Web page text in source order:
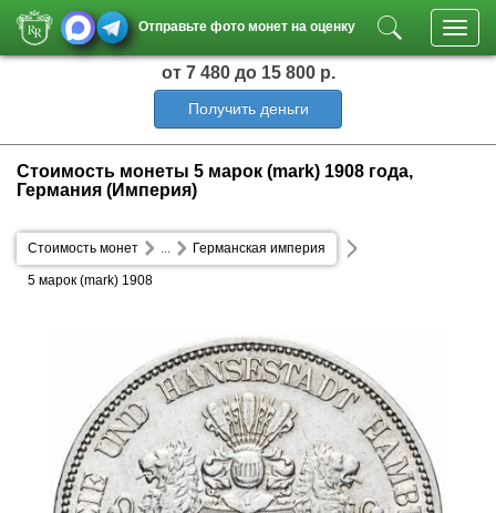
Отправьте фото монет на оценку
от 7 480 до 15 800 р.
Получить деньги
Стоимость монеты 5 марок (mark) 1908 года,
Германия (Империя)
Стоимость монет Германская империя
...
5 марок (mark) 1908